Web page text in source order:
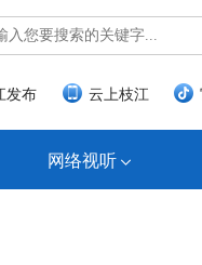
发布 云上枝江
网络视听